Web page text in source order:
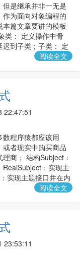
是继承并非一无是
为面向对象编程的
篇文章要讲的模板
类： 定义操作中骨
到子类；子类： 定
阅读全文
程序猿都应该用
者现实中购买商品
商； 结构Subject：
：实现主
实现主题接口并在内
阅读全文